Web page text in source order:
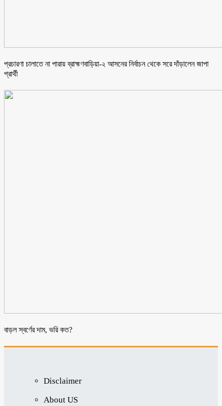
প্রচারণা চালাতে না পারায় ব্রাহ্মণবাড়িয়া-২ আসনের নির্বাচন থেকে সরে দাঁড়ালেন জাপা
প্রার্থী
বাড়ল স্বর্ণের দাম, ভরি কত?
Disclaimer
About US